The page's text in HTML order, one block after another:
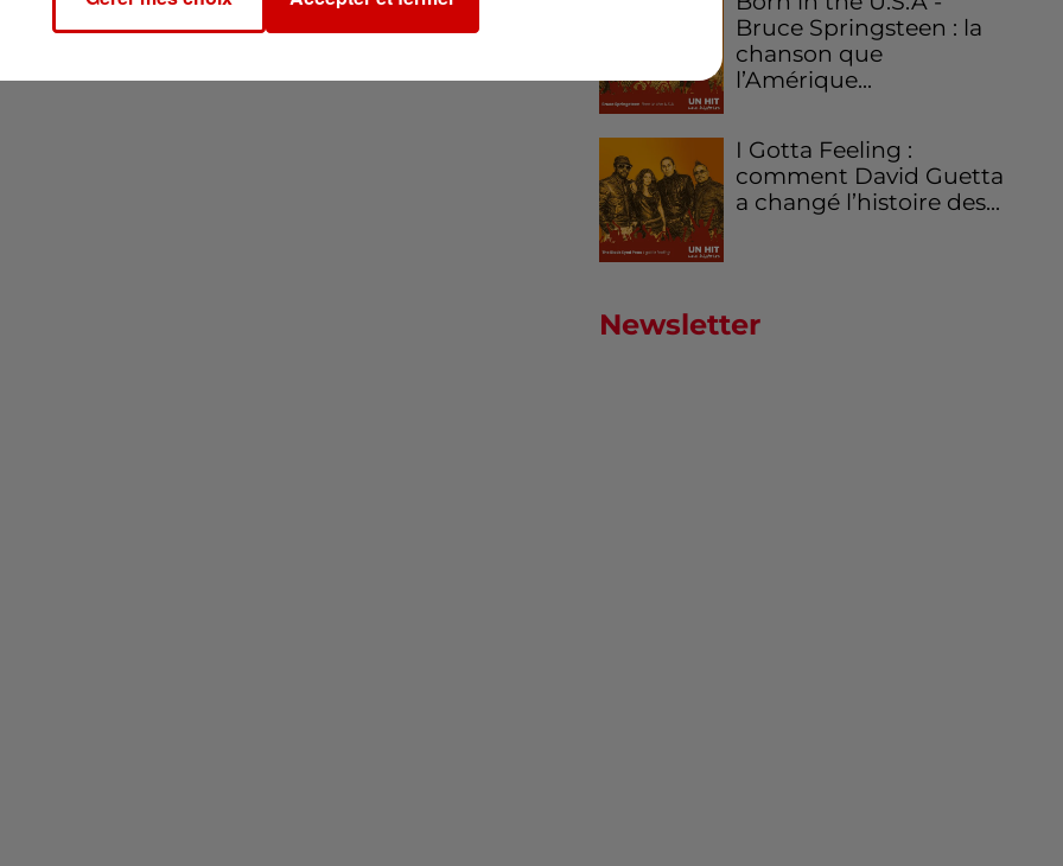
Bruce Springsteen : la
chanson que
l’Amérique...
I Gotta Feeling :
comment David Guetta
a changé l’histoire des...
Newsletter